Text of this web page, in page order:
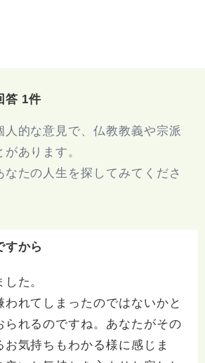
答 1件
人的な意見で、仏教教義や宗派
あります。
なたの人生を探してみてくださ
すから
た。
われてしまったのではないかと
られるのですね。あなたがその
気持ちもわかる様に感じま